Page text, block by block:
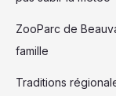
ZooParc de
famille
Traditions